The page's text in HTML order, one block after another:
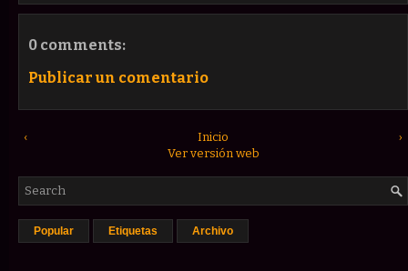
0 comments:
Publicar un comentario
‹ ›
Inicio
Ver versión web
Popular Etiquetas Archivo